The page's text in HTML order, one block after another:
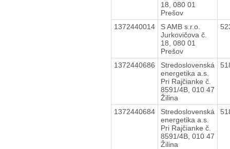
18, 080 01
Prešov
1372440014
S AMB s.r.o.
Jurkovičova č.
18, 080 01
Prešov
1372440686
Stredoslovenská
energetika a.s.
Pri Rajčianke č.
8591/4B, 010 47
Žilina
1372440684
Stredoslovenská
energetika a.s.
Pri Rajčianke č.
8591/4B, 010 47
Žilina